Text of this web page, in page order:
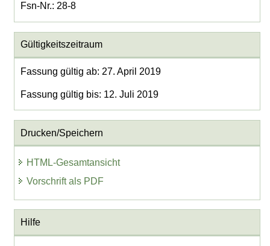
Fsn-Nr.: 28-8
Gültigkeitszeitraum
Fassung gültig ab: 27. April 2019
Fassung gültig bis: 12. Juli 2019
Drucken/Speichern
HTML-Gesamtansicht
Vorschrift als PDF
Hilfe